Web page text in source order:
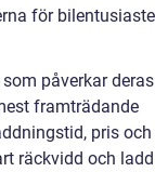
för
påverkar
framträdande
pris
räckvidd och